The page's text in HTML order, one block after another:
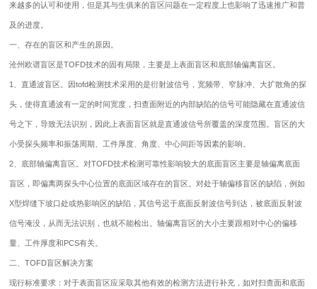
来越多的认可和使用，但是其与生俱来的盲区问题在一定程度上也影响了迅速推广和普
及的进度。
一、存在的盲区和产生的原因。
沧州欧谱盲区是TOFD技术的固有局限，主要是上表面盲区和底部轴偏离盲区。
1、直通波盲区。因tofd检测技术采用的是衍射波信号，宽频带、窄脉冲、大扩散角的探
头，使得直通波有一定的时间宽度，扫查面附近的内部缺陷的信号可能隐藏在直通波信
号之下，导致无法识别，因此上表面盲区就是直通波信号所覆盖的深度范围。盲区的大
小受探头频率和振荡周期、工件厚度、角度、中心间距等因素的影响。
2、底部轴偏离盲区。对TOFD技术检测可靠性影响较大的底面盲区主要是轴偏离底面
盲区，即偏离两探头中心位置的底面区域存在的盲区。对处于轴偏移盲区的缺陷，例如
X型焊缝下坡口处或热影响区的缺陷，其信号迟于底面反射波信号到达，被底面反射波
信号淹没，从而无法识别，也就不能检出。轴偏离盲区的大小主要跟相对中心的偏移
量、工件厚度和PCS有关。
二、TOFD盲区解决方案
现行标准要求：对于表面盲区应采取其他有效的检测方法进行补充，如对扫查面和底面